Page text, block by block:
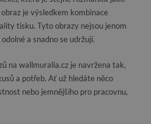
je výsledkem kombinace
tisku. Tyto obrazy nejsou jenom
a snadno se udržují.
na wallmuralia.cz je navržena tak,
a potřeb. Ať už hledáte něco
nebo jemnějšího pro pracovnu,